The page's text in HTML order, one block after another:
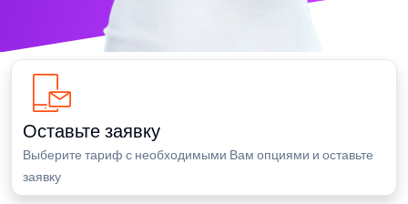
Оставьте заявку
Выберите тариф с необходимыми Вам опциями и оставьте
заявку